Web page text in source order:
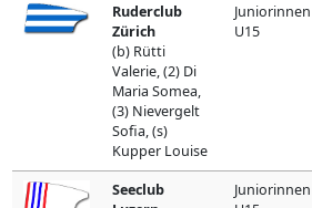
Ruderclub
Zürich
(b) Rütti
Valerie, (2) Di
Maria Somea,
(3) Nievergelt
Sofia, (s)
Kupper Louise
Juniorinnen
U15
Seeclub
Juniorinnen